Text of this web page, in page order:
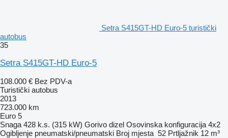
Setra S415GT-HD Euro-5 turistički
autobus
35
Setra S415GT-HD Euro-5
108.000 € Bez PDV-a
Turistički autobus
2013
723.000 km
Euro 5
Snaga 428 k.s. (315 kW) Gorivo dizel Osovinska konfiguracija 4x2
Ogibljenje pneumatski/pneumatski Broj mjesta 52 Prtljažnik 12 m³